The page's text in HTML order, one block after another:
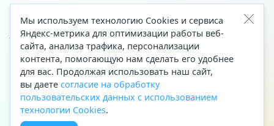
© 2023—2026 Все права защищены.
Адрес
Архангельск, ул. Папанина, д. 19 (вход в здание со стороны
автоцентра «Тойота»)
Приемная Генерального директора
Телефон
+7 (8182) 63-60-31
Факс
+7 (8182) 68-66-71
Мы используем технологию Cookies и сервиса
Яндекс-метрика для оптимизации работы веб-
сайта, анализа трафика, персонализации
контента, помогающую нам сделать его удобнее
для вас. Продолжая использовать наш сайт,
вы даете согласие на обработку
пользовательских данных с использованием
технологии Cookies.